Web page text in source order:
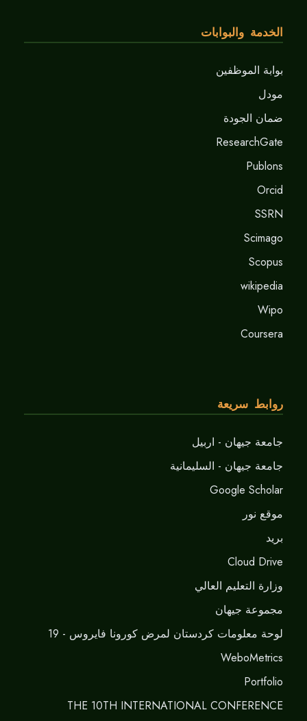
الخدمة والبوابات
بوابة الموظفين
مودل
ضمان الجودة
ResearchGate
Publons
Orcid
SSRN
Scimago
Scopus
wikipedia
Wipo
Coursera
روابط سريعة
جامعة جيهان - اربيل
جامعة جيهان - السليمانية
Google Scholar
موقع نور
برید
Cloud Drive
وزارة التعليم العالي
مجموعة جيهان
لوحة معلومات كردستان لمرض كورونا فايروس - 19
WeboMetrics
Portfolio
THE 10TH INTERNATIONAL CONFERENCE